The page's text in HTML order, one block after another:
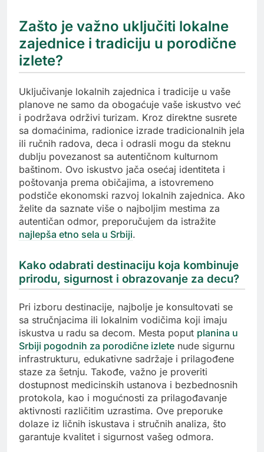
Zašto je važno uključiti lokalne
zajednice i tradiciju u porodične
izlete?
Uključivanje lokalnih zajednica i tradicije u vaše
planove ne samo da obogaćuje vaše iskustvo već
i podržava održivi turizam. Kroz direktne susrete
sa domaćinima, radionice izrade tradicionalnih jela
ili ručnih radova, deca i odrasli mogu da steknu
dublju povezanost sa autentičnom kulturnom
baštinom. Ovo iskustvo jača osećaj identiteta i
poštovanja prema običajima, a istovremeno
podstiče ekonomski razvoj lokalnih zajednica. Ako
želite da saznate više o najboljim mestima za
autentičan odmor, preporučujem da istražite
najlepša etno sela u Srbiji.
Kako odabrati destinaciju koja kombinuje
prirodu, sigurnost i obrazovanje za decu?
Pri izboru destinacije, najbolje je konsultovati se
sa stručnjacima ili lokalnim vodičima koji imaju
iskustva u radu sa decom. Mesta poput planina u
Srbiji pogodnih za porodične izlete nude sigurnu
infrastrukturu, edukativne sadržaje i prilagođene
staze za šetnju. Takođe, važno je proveriti
dostupnost medicinskih ustanova i bezbednosnih
protokola, kao i mogućnosti za prilagođavanje
aktivnosti različitim uzrastima. Ove preporuke
dolaze iz ličnih iskustava i stručnih analiza, što
garantuje kvalitet i sigurnost vašeg odmora.